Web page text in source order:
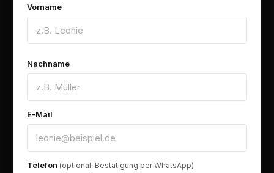
Vorname
Nachname
E-Mail
Telefon (optional, Bestätigung per WhatsApp)